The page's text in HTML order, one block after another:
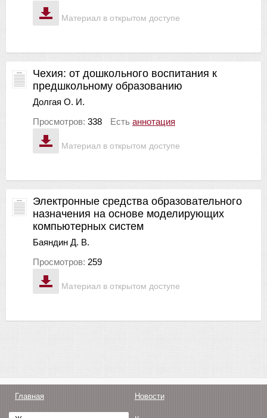
Материал в открытом доступе
Материал в открытом доступе
Чехия: от дошкольного воспитания к
предшкольному образованию
Долгая О. И.
Просмотров: 338 Есть аннотация
Материал в открытом доступе
Электронные средства образовательного
назначения на основе моделирующих
компьютерных систем
Баяндин Д. В.
Просмотров: 259
Главная Новости